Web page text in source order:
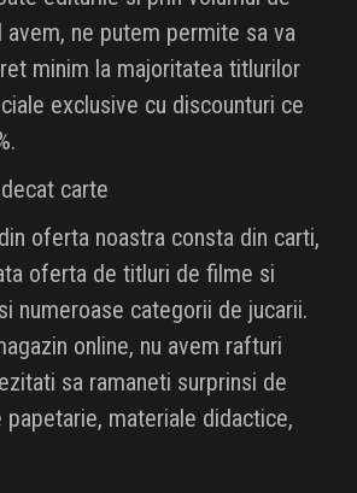
avem, ne putem permite sa va
minim la majoritatea titlurilor
exclusive cu discounturi ce
carte
oferta noastra consta din carti,
oferta de titluri de filme si
numeroase categorii de jucarii.
online, nu avem rafturi
sa ramaneti surprinsi de
materiale didactice,